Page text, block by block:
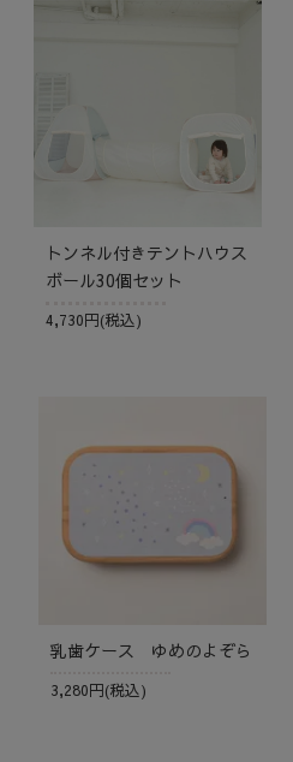
トンネル付きテントハウス
ボール30個セット
4,730円(税込)
乳歯ケース ゆめのよぞら
3,280円(税込)